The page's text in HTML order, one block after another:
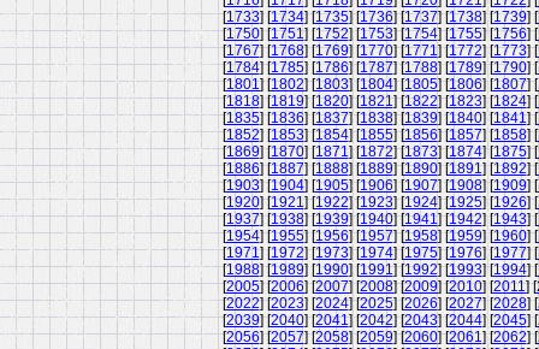
[1733] [1734] [1735] [1736] [1737] [1738] [1739] [
[1750] [1751] [1752] [1753] [1754] [1755] [1756] [
[1767] [1768] [1769] [1770] [1771] [1772] [1773] [
[1784] [1785] [1786] [1787] [1788] [1789] [1790] [
[1801] [1802] [1803] [1804] [1805] [1806] [1807] [
[1818] [1819] [1820] [1821] [1822] [1823] [1824] [
[1835] [1836] [1837] [1838] [1839] [1840] [1841] [
[1852] [1853] [1854] [1855] [1856] [1857] [1858] [
[1869] [1870] [1871] [1872] [1873] [1874] [1875] [
[1886] [1887] [1888] [1889] [1890] [1891] [1892] [
[1903] [1904] [1905] [1906] [1907] [1908] [1909] [
[1920] [1921] [1922] [1923] [1924] [1925] [1926] [
[1937] [1938] [1939] [1940] [1941] [1942] [1943] [
[1954] [1955] [1956] [1957] [1958] [1959] [1960] [
[1971] [1972] [1973] [1974] [1975] [1976] [1977] [
[1988] [1989] [1990] [1991] [1992] [1993] [1994] [
[2005] [2006] [2007] [2008] [2009] [2010] [2011] [
[2022] [2023] [2024] [2025] [2026] [2027] [2028] [
[2039] [2040] [2041] [2042] [2043] [2044] [2045] [
[2056] [2057] [2058] [2059] [2060] [2061] [2062] [